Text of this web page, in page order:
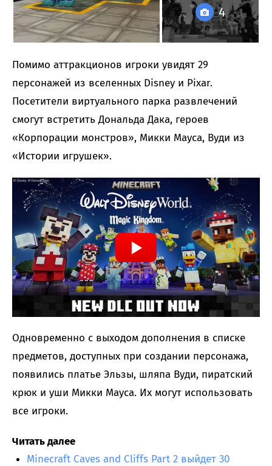
4
Помимо аттракционов игроки увидят 29
персонажей из вселенных Disney и Pixar.
Посетители виртуального парка развлечений
смогут встретить Дональда Дака, героев
«Корпорации монстров», Микки Мауса, Вуди из
«Истории игрушек».
Одновременно с выходом дополнения в списке
предметов, доступных при создании персонажа,
появились платье Эльзы, шляпа Вуди, пиратский
крюк и уши Микки Мауса. Их могут использовать
все игроки.
Читать далее
Minecraft Caves and Cliffs Part 2 выйдет 30